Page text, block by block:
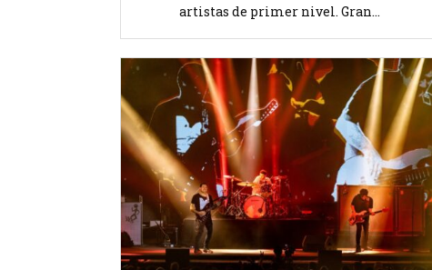
artistas de primer nivel. Gran...